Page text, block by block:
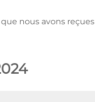
nous avons